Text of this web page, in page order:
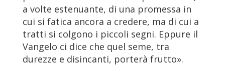
a volte estenuante, di una promessa in
cui si fatica ancora a credere, ma di cui a
tratti si colgono i piccoli segni. Eppure il
Vangelo ci dice che quel seme, tra
durezze e disincanti, porterà frutto».